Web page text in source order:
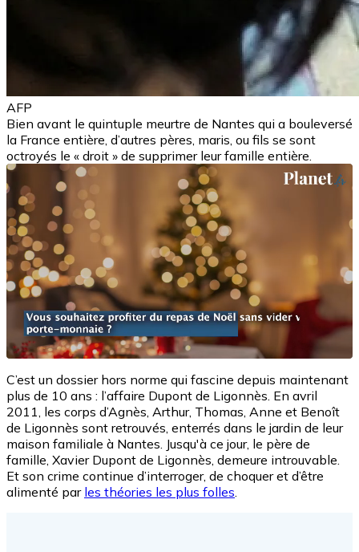
AFP
Bien avant le quintuple meurtre de Nantes qui a bouleversé
la France entière, d’autres pères, maris, ou fils se sont
octroyés le « droit » de supprimer leur famille entière.
C’est un dossier hors norme qui fascine depuis maintenant
plus de 10 ans : l’affaire Dupont de Ligonnès. En avril
2011, les corps d’Agnès, Arthur, Thomas, Anne et Benoît
de Ligonnès sont retrouvés, enterrés dans le jardin de leur
maison familiale à Nantes. Jusqu'à ce jour, le père de
famille, Xavier Dupont de Ligonnès, demeure introuvable.
Et son crime continue d’interroger, de choquer et d’être
alimenté par les théories les plus folles